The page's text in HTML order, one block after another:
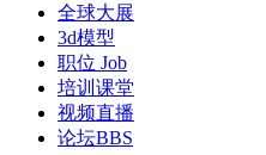
全球大展
3d模型
职位 Job
培训课堂
视频直播
论坛BBS